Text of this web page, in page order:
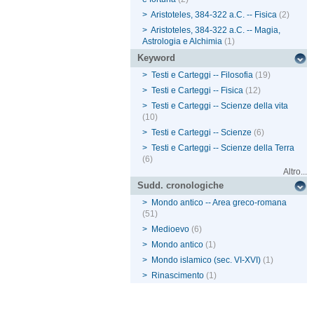
> Aristoteles, 384-322 a.C. -- Fisica (2)
> Aristoteles, 384-322 a.C. -- Magia,
Astrologia e Alchimia (1)
Keyword
> Testi e Carteggi -- Filosofia (19)
> Testi e Carteggi -- Fisica (12)
> Testi e Carteggi -- Scienze della vita
(10)
> Testi e Carteggi -- Scienze (6)
> Testi e Carteggi -- Scienze della Terra
(6)
Altro...
Sudd. cronologiche
> Mondo antico -- Area greco-romana
(51)
> Medioevo (6)
> Mondo antico (1)
> Mondo islamico (sec. VI-XVI) (1)
> Rinascimento (1)